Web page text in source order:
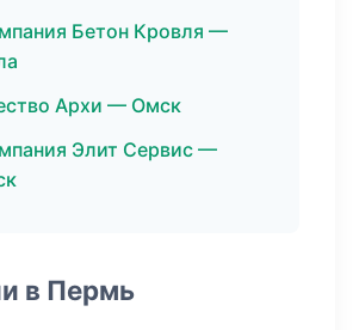
Бетон Кровля —
Архи — Омск
Элит Сервис —
в Пермь